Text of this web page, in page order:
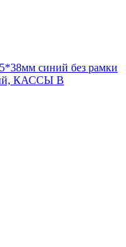
синий без рамки
КАССЫ В